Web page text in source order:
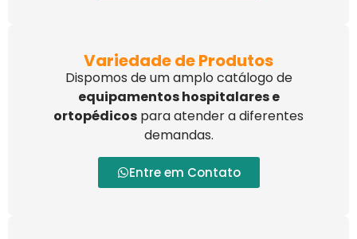
Variedade de Produtos
Dispomos de um amplo catálogo de
equipamentos hospitalares e
ortopédicos para atender a diferentes
demandas.
Entre em Contato